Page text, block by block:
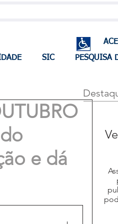
SIC PESQUISA
e dá